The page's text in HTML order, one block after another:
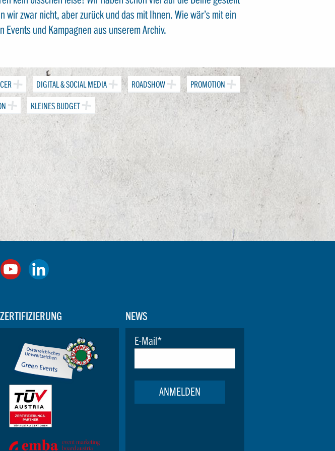
zwar nicht, aber zurück und das mit Ihnen. Wie wär’s mit ein
und Kampagnen aus unserem Archiv.
DIGITAL & SOCIAL MEDIA ROADSHOW PROMOTION
KLEINES BUDGET
ZERTIFIZIERUNG NEWS
E-Mail*
ANMELDEN